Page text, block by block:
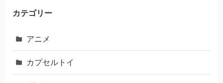
カテゴリー
アニメ
カプセルトイ